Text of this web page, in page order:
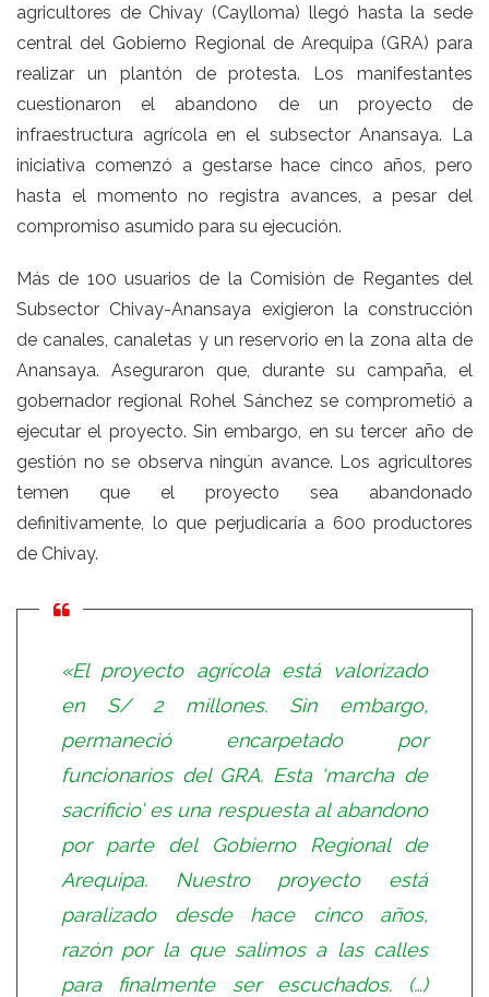
agricultores de Chivay (Caylloma) llegó hasta la sede
central del Gobierno Regional de Arequipa (GRA) para
realizar un plantón de protesta. Los manifestantes
cuestionaron el abandono de un proyecto de
infraestructura agrícola en el subsector Anansaya. La
iniciativa comenzó a gestarse hace cinco años, pero
hasta el momento no registra avances, a pesar del
compromiso asumido para su ejecución.
Más de 100 usuarios de la Comisión de Regantes del
Subsector Chivay-Anansaya exigieron la construcción
de canales, canaletas y un reservorio en la zona alta de
Anansaya. Aseguraron que, durante su campaña, el
gobernador regional Rohel Sánchez se comprometió a
ejecutar el proyecto. Sin embargo, en su tercer año de
gestión no se observa ningún avance. Los agricultores
temen que el proyecto sea abandonado
definitivamente, lo que perjudicaría a 600 productores
de Chivay.
«El proyecto agrícola está valorizado
en S/ 2 millones. Sin embargo,
permaneció encarpetado por
funcionarios del GRA. Esta ‘marcha de
sacrificio’ es una respuesta al abandono
por parte del Gobierno Regional de
Arequipa. Nuestro proyecto está
paralizado desde hace cinco años,
razón por la que salimos a las calles
para finalmente ser escuchados. (…)